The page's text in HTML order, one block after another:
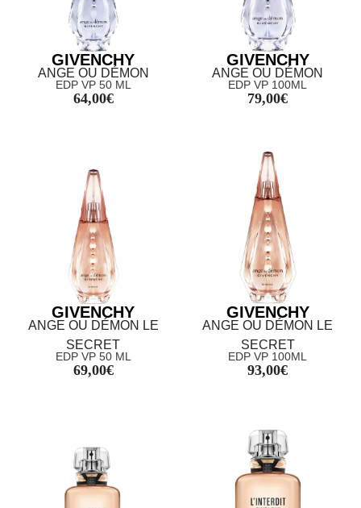
GIVENCHY
ANGE OU DÉMON
EDP VP 50 ML
64,00€
GIVENCHY
ANGE OU DÉMON
EDP VP 100ML
79,00€
GIVENCHY
ANGE OU DÉMON LE
SECRET
EDP VP 50 ML
69,00€
GIVENCHY
ANGE OU DÉMON LE
SECRET
EDP VP 100ML
93,00€